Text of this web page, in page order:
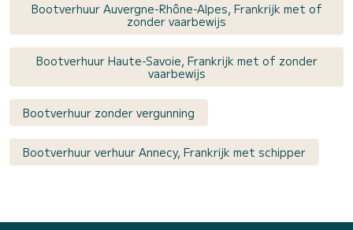
Bootverhuur Auvergne-Rhône-Alpes, Frankrijk met of
zonder vaarbewijs
Bootverhuur Haute-Savoie, Frankrijk met of zonder
vaarbewijs
Bootverhuur zonder vergunning
Bootverhuur verhuur Annecy, Frankrijk met schipper